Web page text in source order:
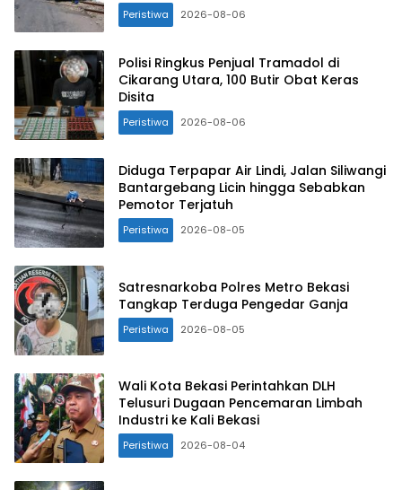
Peristiwa 2026-08-06
Polisi Ringkus Penjual Tramadol di
Cikarang Utara, 100 Butir Obat Keras
Disita
Peristiwa 2026-08-06
Diduga Terpapar Air Lindi, Jalan Siliwangi
Bantargebang Licin hingga Sebabkan
Pemotor Terjatuh
Peristiwa 2026-08-05
Satresnarkoba Polres Metro Bekasi
Tangkap Terduga Pengedar Ganja
Peristiwa 2026-08-05
Wali Kota Bekasi Perintahkan DLH
Telusuri Dugaan Pencemaran Limbah
Industri ke Kali Bekasi
Peristiwa 2026-08-04